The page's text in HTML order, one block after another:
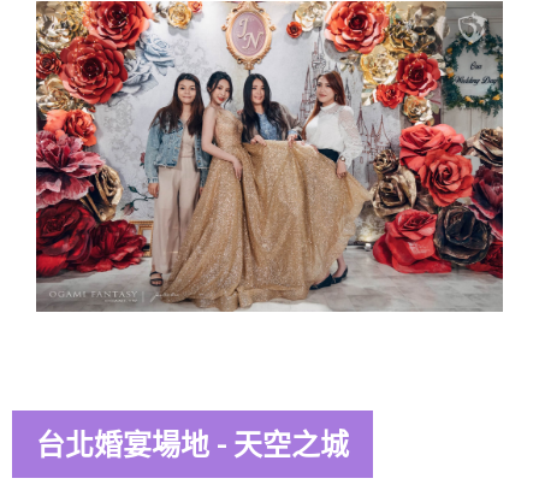
台北婚宴場地 - 天空之城